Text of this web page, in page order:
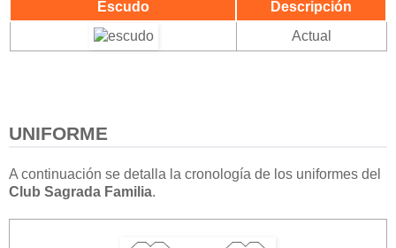
Escudo
Descripción
Actual
UNIFORME
A continuación se detalla la cronología de los uniformes del
Club Sagrada Familia.